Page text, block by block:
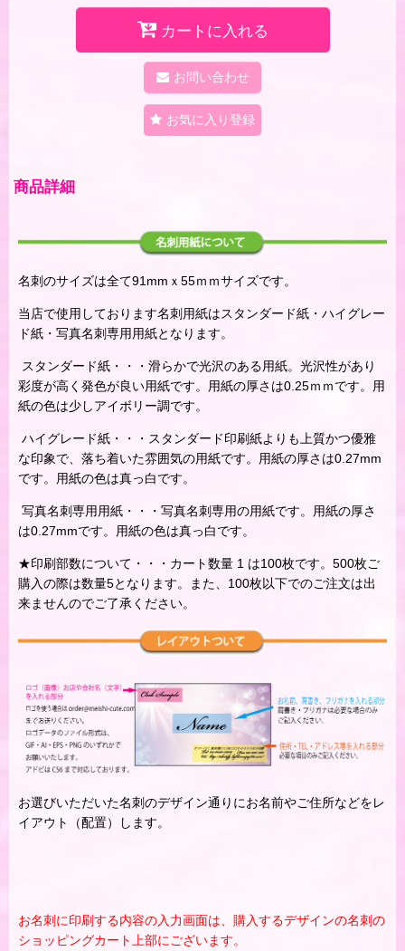
カートに入れる
お問い合わせ
お気に入り登録
商品詳細
名刺のサイズは全て91mmｘ55ｍｍサイズです。
当店で使用しております名刺用紙はスタンダード紙・ハイグレー
ド紙・写真名刺専用用紙となります。
スタンダード紙・・・滑らかで光沢のある用紙。光沢性があり
彩度が高く発色が良い用紙です。用紙の厚さは0.25ｍｍです。用
紙の色は少しアイボリー調です。
ハイグレード紙・・・スタンダード印刷紙よりも上質かつ優雅
な印象で、落ち着いた雰囲気の用紙です。用紙の厚さは0.27mm
です。用紙の色は真っ白です。
写真名刺専用用紙・・・写真名刺専用の用紙です。用紙の厚さ
は0.27mmです。用紙の色は真っ白です。
★印刷部数について・・・カート数量 1 は100枚です。500枚ご
購入の際は数量5となります。また、100枚以下でのご注文は出
来ませんのでご了承ください。
お選びいただいた名刺のデザイン通りにお名前やご住所などをレ
イアウト（配置）します。
お名刺に印刷する内容の入力画面は、購入するデザインの名刺の
ショッピングカート上部にございます。